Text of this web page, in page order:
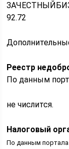
92.72
Реестр
По данным
не числится.
Налоговый
По данным